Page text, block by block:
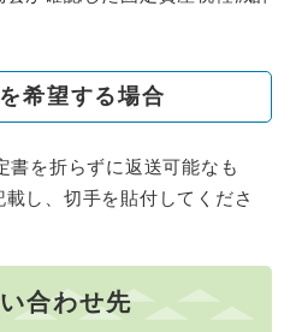
希望する場合
書を折らずに返送可能なも
し、切手を貼付してくださ
合わせ先